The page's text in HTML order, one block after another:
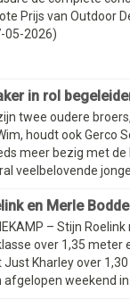
Prijs van Outdoor
05-2026)
in rol
twee oudere
houdt ook Gerco
meer bezig met de
veelbelovende
en Merle Bodde
– Stijn
over 1,35 meter
Just Kharley over
afgelopen weekend